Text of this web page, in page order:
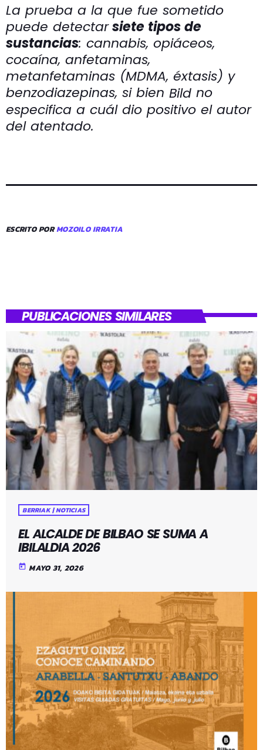
La prueba a la que fue sometido
puede detectarsiete tipos de
sustancias: cannabis, opiáceos,
cocaína, anfetaminas,
metanfetaminas (MDMA, éxtasis) y
benzodiazepinas, si bien Bild no
especifica a cuál dio positivo el autor
del atentado.
ESCRITO PORMOZOILO IRRATIA
PUBLICACIONES SIMILARES
BERRIAK | NOTICIAS
EL ALCALDE DE BILBAO SE SUMA A
IBILALDIA 2026
today MAYO 31, 2026